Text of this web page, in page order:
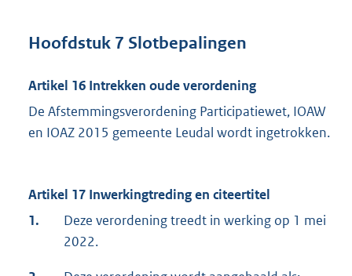
Hoofdstuk 7 Slotbepalingen
Artikel 16 Intrekken oude verordening
De Afstemmingsverordening Participatiewet, IOAW
en IOAZ 2015 gemeente Leudal wordt ingetrokken.
Artikel 17 Inwerkingtreding en citeertitel
1.
Deze verordening treedt in werking op 1 mei
2022.